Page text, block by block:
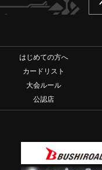
はじめての方へ
カードリスト
大会ルール
公認店